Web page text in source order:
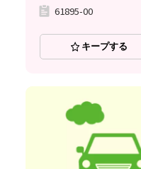
61895-00
キープする